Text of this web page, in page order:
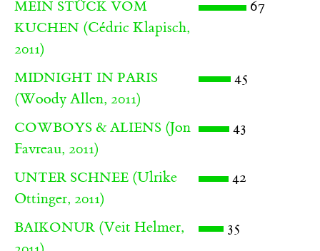
MEIN STÜCK VOM
KUCHEN (Cédric Klapisch,
2011)
67
MIDNIGHT IN PARIS
(Woody Allen, 2011)
45
COWBOYS & ALIENS (Jon
Favreau, 2011)
43
UNTER SCHNEE (Ulrike
Ottinger, 2011)
42
BAIKONUR (Veit Helmer,
35